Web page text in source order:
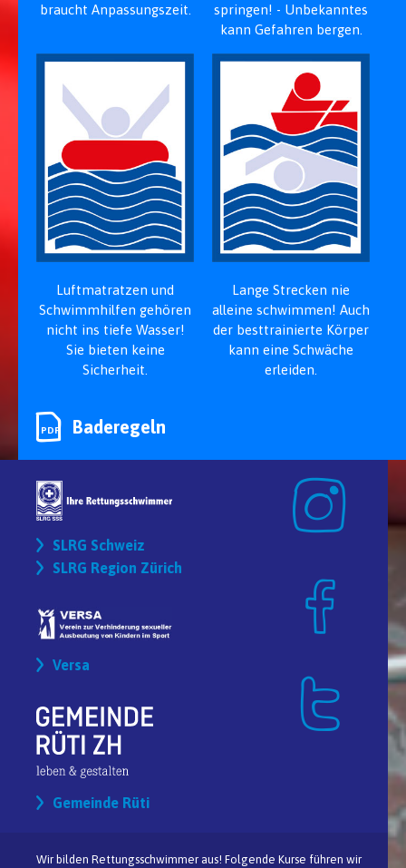
braucht Anpassungs­zeit.
springen! - Unbekanntes
kann Gefahren bergen.
Luftmatratzen und
Schwimm­hilfen gehören
nicht ins tiefe Wasser!
Sie bieten keine
Sicherheit.
Lange Strecken nie
alleine schwimmen! Auch
der best­trainierte Körper
kann eine Schwäche
erleiden.
Baderegeln
SLRG Schweiz
SLRG Region Zürich
Versa
Gemeinde Rüti
Wir bilden Rettungsschwimmer aus! Folgende Kurse führen wir